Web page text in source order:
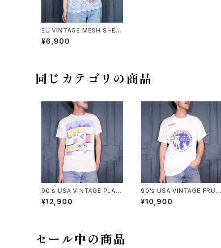
EU VINTAGE MESH SHEE
R DESIGN HALF SLEEVE K
NIT CUT&SEWN/ヨーロッ
¥6,900
同じカテゴリの商品
90's USA VINTAGE PLAN
-9 ART PRINT DESIGN T
SHIRT/90年代アメリカ古着
¥12,900
90's USA VINTAGE FRUIT
OF THE LOOM PETS MA
RT BE KIND TO ANIMALS
¥10,900
セール中の商品